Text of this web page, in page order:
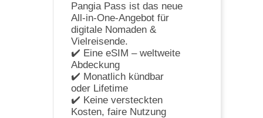
Pangia Pass ist das neue
All-in-One-Angebot für
digitale Nomaden &
Vielreisende.
✔️ Eine eSIM – weltweite
Abdeckung
✔️ Monatlich kündbar
oder Lifetime
✔️ Keine versteckten
Kosten, faire Nutzung